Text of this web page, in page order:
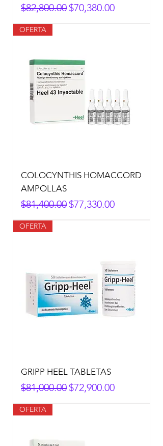
Precio
$82,800.00 Precio de oferta
$70,380.00
OFERTA
COLOCYNTHIS HOMACCORD
AMPOLLAS
Precio
$81,400.00 Precio de oferta
$77,330.00
OFERTA
GRIPP HEEL TABLETAS
Precio
$81,000.00 Precio de oferta
$72,900.00
OFERTA